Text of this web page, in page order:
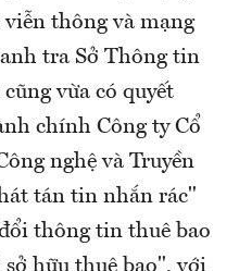
thông và mạng
tra Sở Thông tin
vừa có quyết
chính Công ty Cổ
nghệ và Truyền
tán tin nhắn rác"
thông tin thuê bao
hữu thuê bao", với